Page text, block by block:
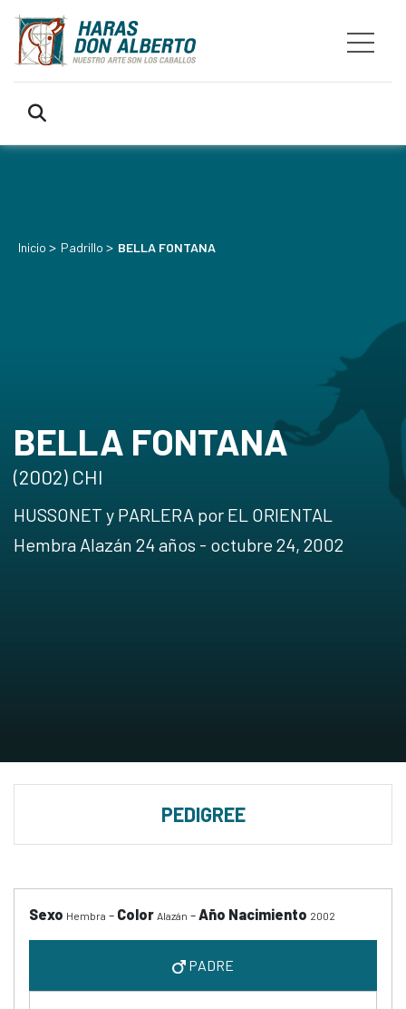
Inicio > Padrillo > BELLA FONTANA
BELLA FONTANA
(2002) CHI
HUSSONET y PARLERA por EL ORIENTAL
Hembra Alazán 24 años - octubre 24, 2002
PEDIGREE
Sexo Hembra - Color Alazán -Año Nacimiento 2002
PADRE